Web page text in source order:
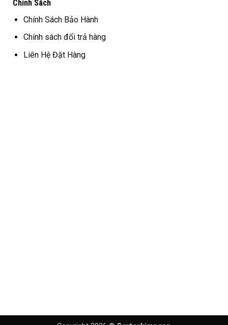
Chính Sách
Chính Sách Bảo Hành
Chính sách đổi trả hàng
Liên Hệ Đặt Hàng